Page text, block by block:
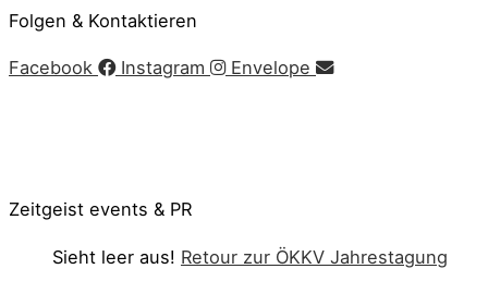
Folgen & Kontaktieren
Facebook Instagram Envelope
Zeitgeist events & PR
Sieht leer aus! Retour zur ÖKKV Jahrestagung